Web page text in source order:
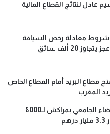
عادل لنتائج القطاع المالية
شروط معادلة رخص السياقة
20 ألف سائق
قطاع البريد أمام القطاع الخاص
المغرب
UIR تطلق الفضاء الجامعي بمراكش لـ8000